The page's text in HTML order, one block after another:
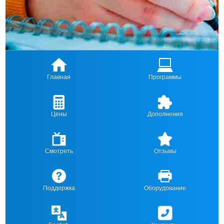
Главная Программы
Цены Дополнения
Смотреть Отзывы
Поддержка Оборудование